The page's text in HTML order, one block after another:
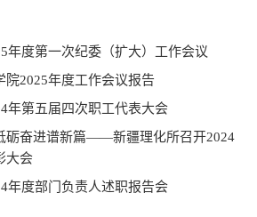
年度第一次纪委（扩大）工作会议
院2025年度工作会议报告
年第五届四次职工代表大会
砺奋进谱新篇——新疆理化所召开2024
大会
年度部门负责人述职报告会